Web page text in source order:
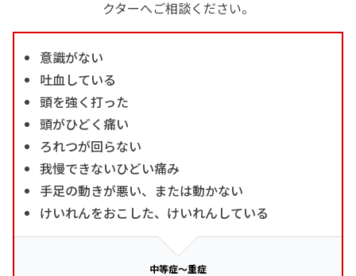
クターへご相談ください。
意識がない
吐血している
頭を強く打った
頭がひどく痛い
ろれつが回らない
我慢できないひどい痛み
手足の動きが悪い、または動かない
けいれんをおこした、けいれんしている
中等症～重症